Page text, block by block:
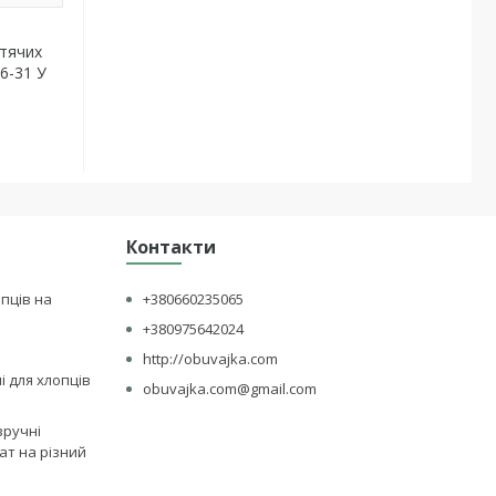
31 У
на
для хлопців
на різний
Контакти
+380660235065
+380975642024
http://obuvajka.com
obuvajka.com@gmail.com